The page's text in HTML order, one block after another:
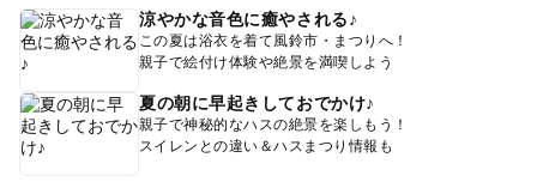
涼やかな音色に癒やされる♪
この夏は浴衣を着て風鈴市・まつりへ！
親子で絵付け体験や絶景を満喫しよう
夏の朝に早起きしておでかけ♪
親子で神秘的なハスの絶景を楽しもう！
スイレンとの違い＆ハスまつり情報も